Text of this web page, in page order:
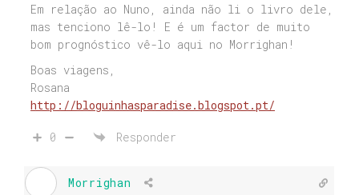
Em relação ao Nuno, ainda não li o livro dele,
mas tenciono lê-lo! E é um factor de muito
bom prognóstico vê-lo aqui no Morrighan!
Boas viagens,
Rosana
http://bloguinhasparadise.blogspot.pt/
0 Responder
Morrighan